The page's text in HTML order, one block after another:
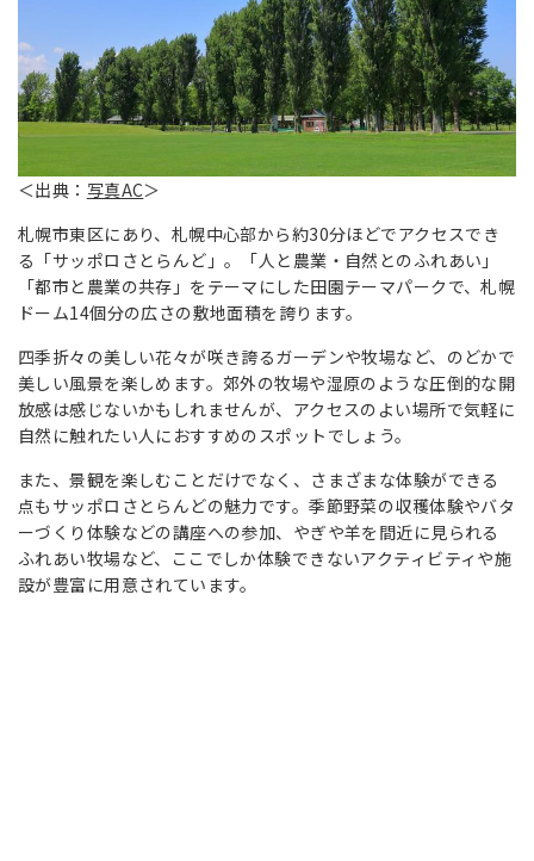
＜出典： 写真AC＞
札幌市東区にあり、札幌中心部から約30分ほどでアクセスでき
る「サッポロさとらんど」。「人と農業・自然とのふれあい」
「都市と農業の共存」をテーマにした田園テーマパークで、札幌
ドーム14個分の広さの敷地面積を誇ります。
四季折々の美しい花々が咲き誇るガーデンや牧場など、のどかで
美しい風景を楽しめます。郊外の牧場や湿原のような圧倒的な開
放感は感じないかもしれませんが、アクセスのよい場所で気軽に
自然に触れたい人におすすめのスポットでしょう。
また、景観を楽しむことだけでなく、さまざまな体験ができる
点もサッポロさとらんどの魅力です。季節野菜の収穫体験やバタ
ーづくり体験などの講座への参加、やぎや羊を間近に見られる
ふれあい牧場など、ここでしか体験できないアクティビティや施
設が豊富に用意されています。